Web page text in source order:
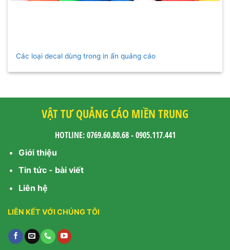
Các loại decal dùng trong in ấn quảng cáo
VẬT TƯ QUẢNG CÁO MIỀN TRUNG
HOTLINE: 0769.60.80.68 - 0905.117.441
Giới thiệu
Tin tức - bài viết
Liên hệ
LIÊN KẾT VỚI CHÚNG TÔI